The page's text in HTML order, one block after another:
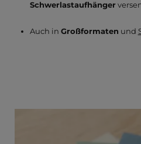
Schwerlastaufhänger
Auch in Großformaten und